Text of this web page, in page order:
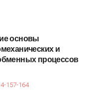
основы
и
процессов
157-164